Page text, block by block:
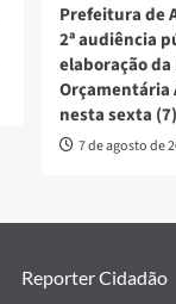
Prefeitura de
2ª audiência
elaboração da
Orçamentária
nesta sexta (7)
7 de agosto de
Reporter Cidadão